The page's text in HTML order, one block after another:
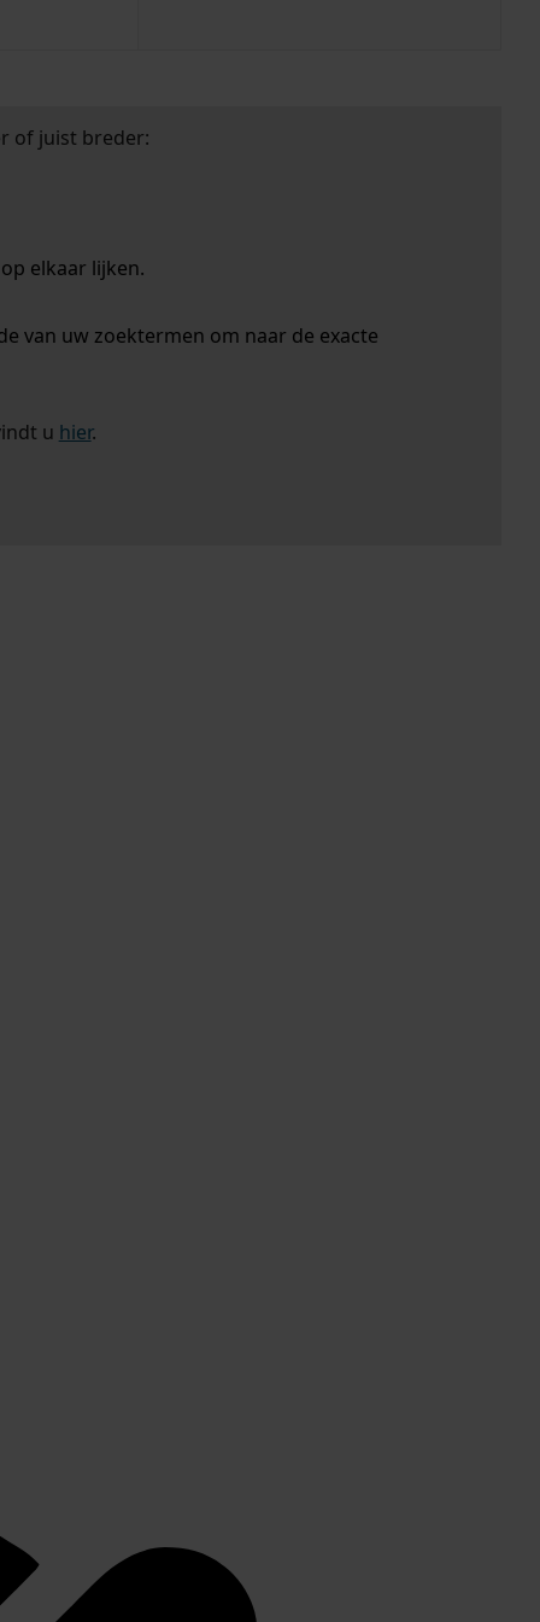
of juist breder:
elkaar lijken.
van uw zoektermen om naar de exacte
u hier.